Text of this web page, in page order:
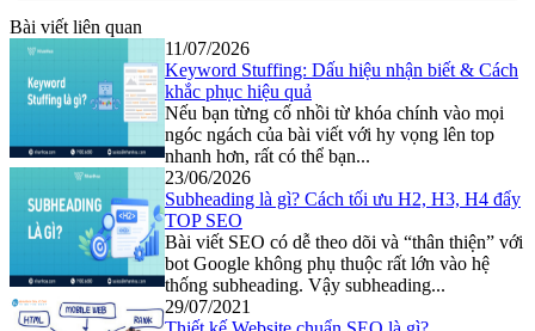
Bài viết liên quan
11/07/2026
Keyword Stuffing: Dấu hiệu nhận biết & Cách
khắc phục hiệu quả
Nếu bạn từng cố nhồi từ khóa chính vào mọi
ngóc ngách của bài viết với hy vọng lên top
nhanh hơn, rất có thể bạn...
23/06/2026
Subheading là gì? Cách tối ưu H2, H3, H4 đẩy
TOP SEO
Bài viết SEO có dễ theo dõi và “thân thiện” với
bot Google không phụ thuộc rất lớn vào hệ
thống subheading. Vậy subheading...
29/07/2021